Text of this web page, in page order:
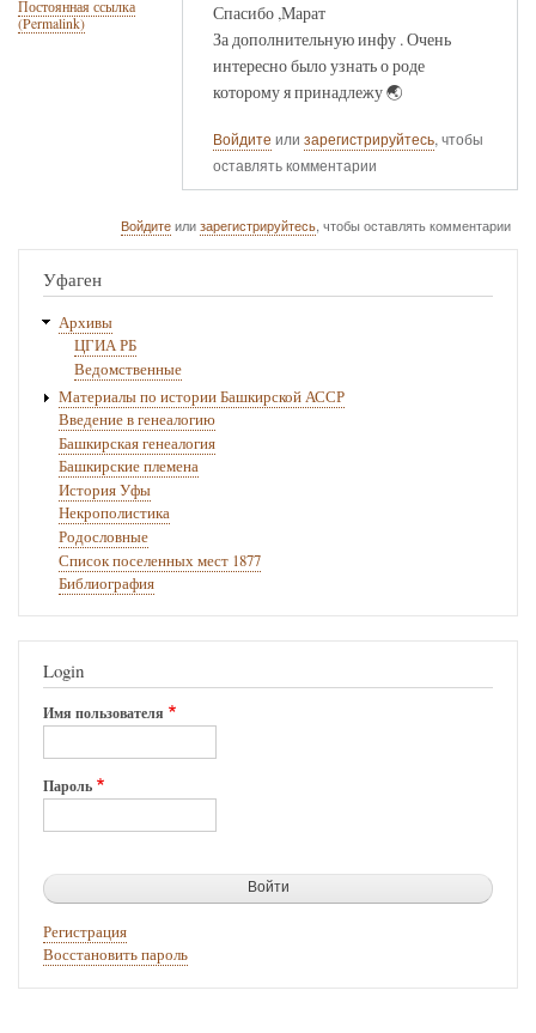
Постоянная ссылка
(Permalink)
Спасибо ,Марат
За дополнительную инфу . Очень
интересно было узнать о роде
которому я принадлежу 🌏
Войдите или зарегистрируйтесь, чтобы
оставлять комментарии
Войдитеилизарегистрируйтесь, чтобы оставлять комментарии
Уфаген
Архивы
ЦГИА РБ
Ведомственные
Материалы по истории Башкирской АССР
Введение в генеалогию
Башкирская генеалогия
Башкирские племена
История Уфы
Некрополистика
Родословные
Список поселенных мест 1877
Библиография
Login
Имя пользователя
Пароль
Регистрация
Восстановить пароль